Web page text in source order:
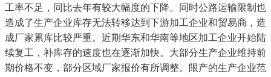
工率不足，同比去年有较大幅度的下降。同时公路运输限制也
造成了生产企业库存无法转移达到下游加工企业和贸易商，造
成厂家累库比较严重。近期华东和华南等地区加工企业开始陆
续复工，补库存的速度也在逐渐加快。大部分生产企业维持前
期价格不变，部分区域厂家报价有所调整。限产的生产企业范